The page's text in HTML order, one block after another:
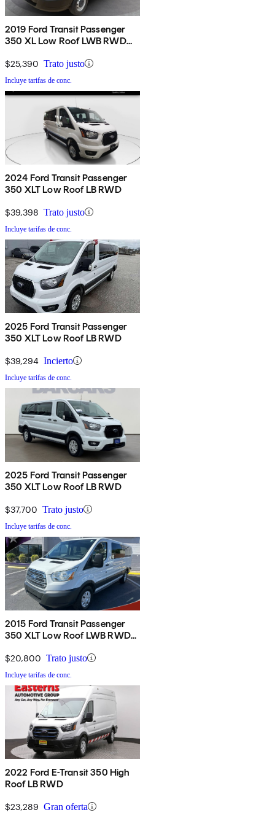
2019 Ford Transit Passenger
350 XL Low Roof LWB RWD
Doors
$25,390 Trato justo
Incluye tarifas de conc.
2024 Ford Transit Passenger
350 XLT Low Roof LB RWD
$39,398 Trato justo
Incluye tarifas de conc.
2025 Ford Transit Passenger
350 XLT Low Roof LB RWD
$39,294 Incierto
Incluye tarifas de conc.
2025 Ford Transit Passenger
350 XLT Low Roof LB RWD
$37,700 Trato justo
Incluye tarifas de conc.
2015 Ford Transit Passenger
350 XLT Low Roof LWB RWD
Door
$20,800 Trato justo
Incluye tarifas de conc.
2022 Ford E-Transit 350 High
Roof LB RWD
$23,289 Gran oferta